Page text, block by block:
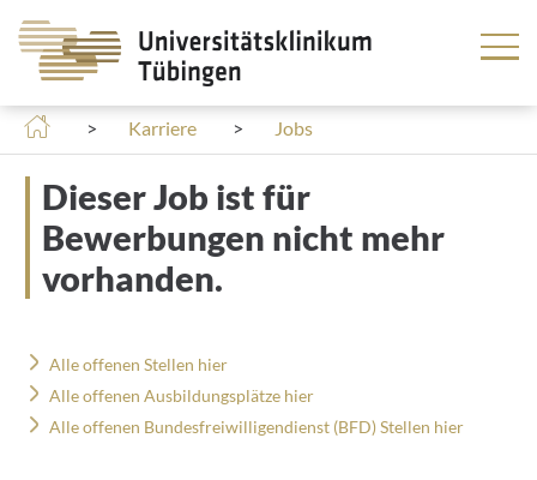
BEWERBUNG
& EINSTIEG
AUSBILDUNG
& STUDIUM
WIR ALS
ARBEITGEBER
TARIF &
Offene
Meine
Pflegende
Karriere Jobs
Dieser Job ist für
Bewerbungen nicht mehr
vorhanden.
Alle offenen Stellen hier
Alle offenen Ausbildungsplätze hier
Alle offenen Bundesfreiwilligendienst (BFD) Stellen hier